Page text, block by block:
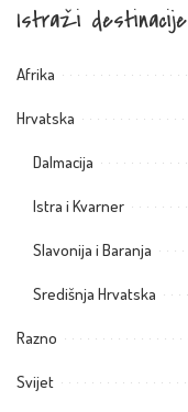
Istraži destinacije
Afrika
Hrvatska
Dalmacija
Istra i Kvarner
Slavonija i Baranja
Središnja Hrvatska
Razno
Svijet